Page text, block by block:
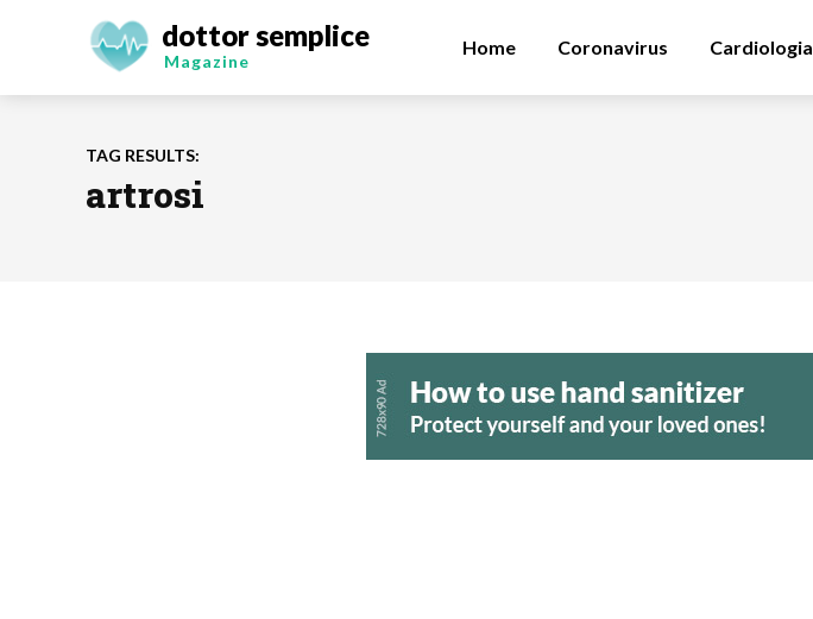
dottor semplice
Magazine
Home Coronavirus Cardiologia
TAG RESULTS:
artrosi